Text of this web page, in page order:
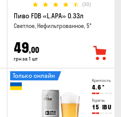
(30)
Пиво FDB «L.APA» 0.33л
Светлое, Нефильтрованное, 5°
49,00
грн за 1 шт
Крепость
4.6 °
Горечь
15 IBU
Только онлайн